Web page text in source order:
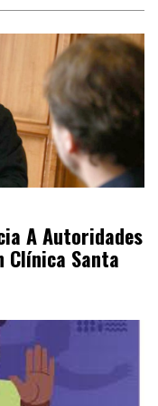
A Autoridades
Clínica Santa